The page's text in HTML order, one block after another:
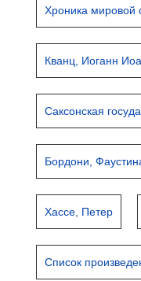
Хроника мировой
Кванц, Иоганн
Саксонская
Бордони,
Хассе, Петер
Список